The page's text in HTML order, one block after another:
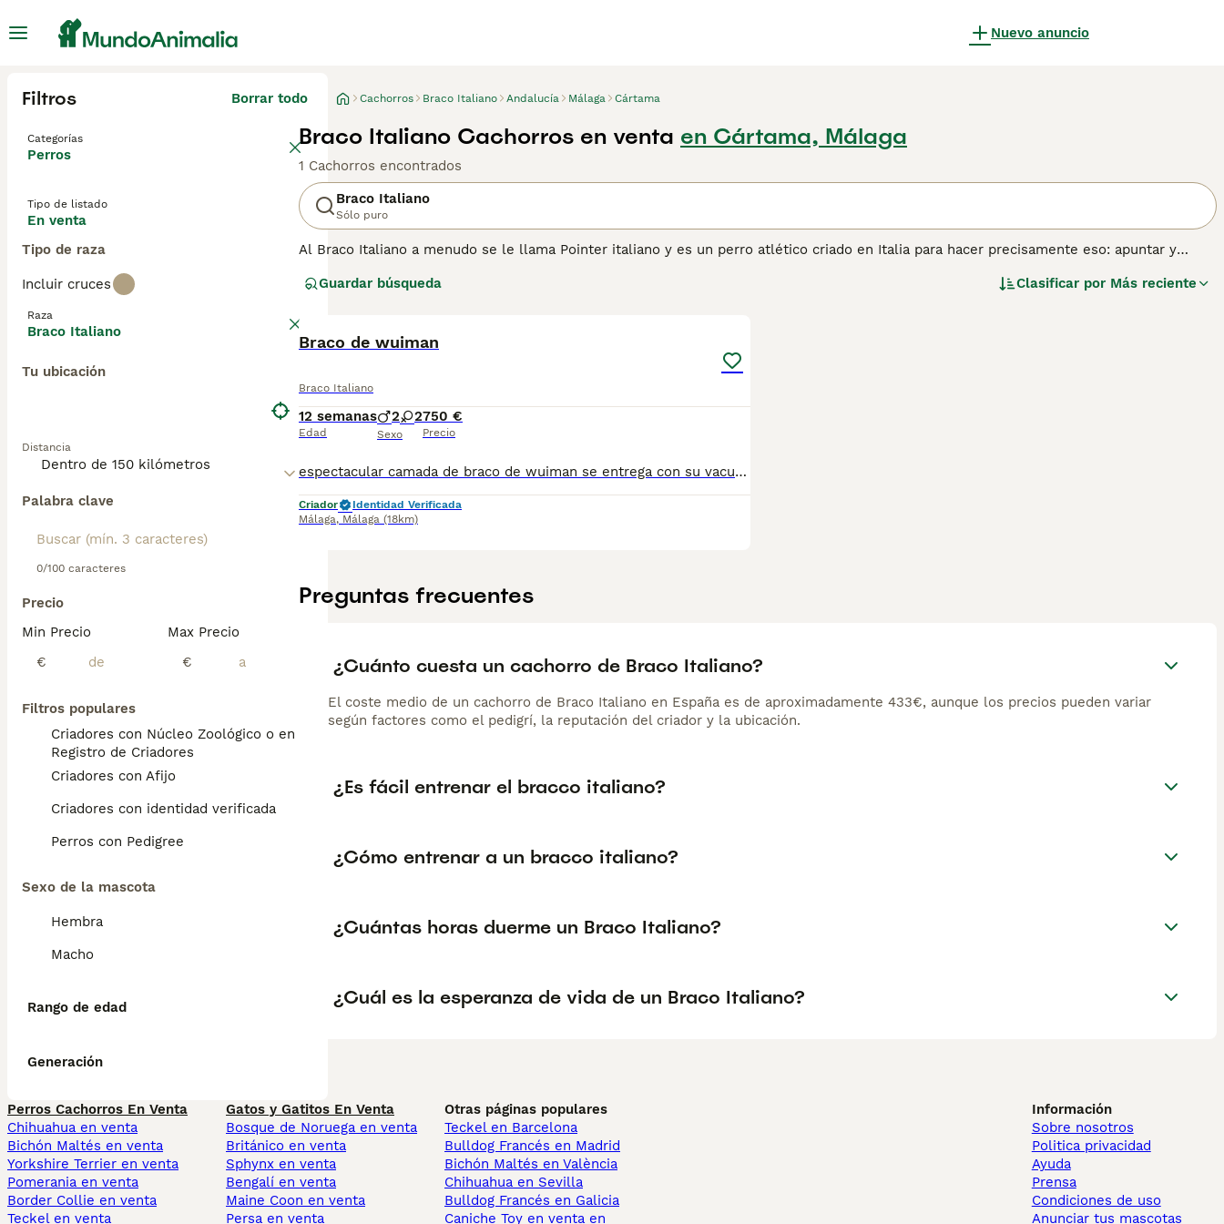
Nuevo anuncio
Filtros Borrar todo
Categorías
Perros
Tipo de listado
En venta
Tipo de raza
Incluir cruces
Raza
Braco Italiano
Tu ubicación
Distancia
Palabra clave
0/100 caracteres
Precio
Min Precio
€
Max Precio
€
Filtros populares
Criadores con Núcleo Zoológico o en el
Registro de Criadores
Criadores con Afijo
Criadores con identidad verificada
Perros con Pedigree
Sexo de la mascota
Hembra
Macho
Rango de edad
Generación
Cachorros Braco Italiano Andalucía Málaga Cártama
Braco Italiano Cachorros en venta en Cártama, Málaga
1 Cachorros encontrados
Braco Italiano
Sólo puro
Al Braco Italiano a menudo se le llama Pointer italiano y es un perro atlético criado en Italia para hacer precisamente eso: apuntar y
Italiano es un perro grande y pesado, pero elegante, que necesita suficiente espacio para vagar libremente por la casa, simplemente por
Guardar búsqueda Clasificar por Más reciente
Braco de wuiman
Braco Italiano
12 semanas
Edad
2 2
Sexo
750 €
Precio
espectacular camada de braco de wuiman se entrega con su vacuna y desparacitado y su cartilla correspondiente a su edad y con contrato de garantía víricas y congénitas
Criador
Identidad Verificada
Málaga, Málaga (18km)
Preguntas frecuentes
¿Cuánto cuesta un cachorro de Braco Italiano?
El coste medio de un cachorro de Braco Italiano en España es de aproximadamente 433€, aunque los precios pueden variar
según factores como el pedigrí, la reputación del criador y la ubicación.
¿Es fácil entrenar el bracco italiano?
¿Cómo entrenar a un bracco italiano?
¿Cuántas horas duerme un Braco Italiano?
¿Cuál es la esperanza de vida de un Braco Italiano?
Perros Cachorros En Venta
Chihuahua en venta
Bichón Maltés en venta
Yorkshire Terrier en venta
Pomerania en venta
Border Collie en venta
Teckel en venta
Gatos y Gatitos En Venta
Bosque de Noruega en venta
Británico en venta
Sphynx en venta
Bengalí en venta
Maine Coon en venta
Persa en venta
Otras páginas populares
Teckel en Barcelona
Bulldog Francés en Madrid
Bichón Maltés en València
Chihuahua en Sevilla
Bulldog Francés en Galicia
Caniche Toy en venta en
Información
Sobre nosotros
Politica privacidad
Ayuda
Prensa
Condiciones de uso
Anunciar tus mascotas